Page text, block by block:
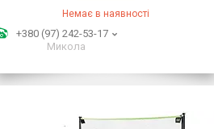
Немає в наявності
+380 (97) 242-53-17
Микола